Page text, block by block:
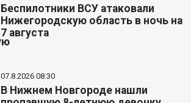
Беспилотники ВСУ атаковали
Нижегородскую область в ночь на
7 августа
07.8.2026 08:30
В Нижнем Новгороде нашли